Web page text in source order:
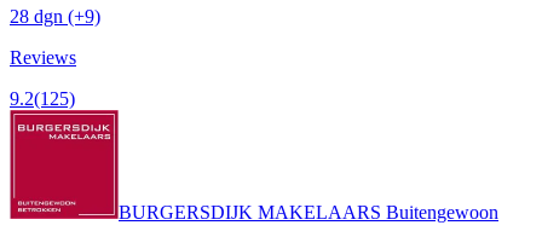
28 dgn (+9)
Reviews
9.2(125)
BURGERSDIJK MAKELAARS Buitengewoon